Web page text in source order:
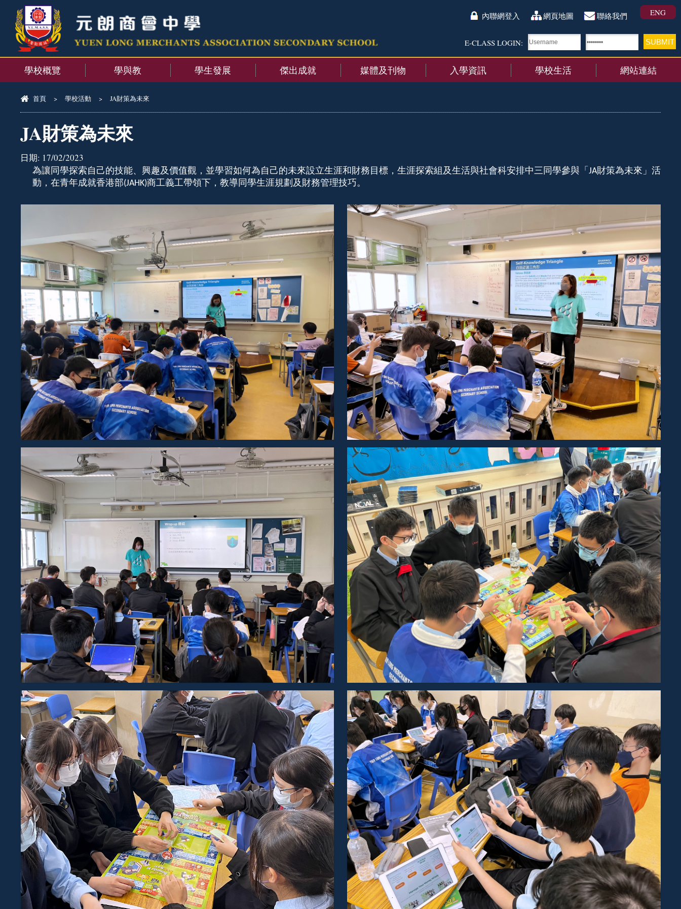
內聯網登入 網頁地圖 聯絡我們 ENG
E-CLASS LOGIN:
學校概覽 學與教 學生發展 傑出成就 媒體及刊物 入學資訊 學校生活 網站連結
首頁 > 學校活動 > JA財策為未來
JA財策為未來
日期: 17/02/2023
為讓同學探索自己的技能、興趣及價值觀，並學習如何為自己的未來設立生涯和財務目標，生涯探索組及生活與社會科安排中三同學參與「 JA財策為未來」活
動，在青年成就香港部(JAHK)商工義工帶領下，教導同學生涯規劃及財務管理技巧。